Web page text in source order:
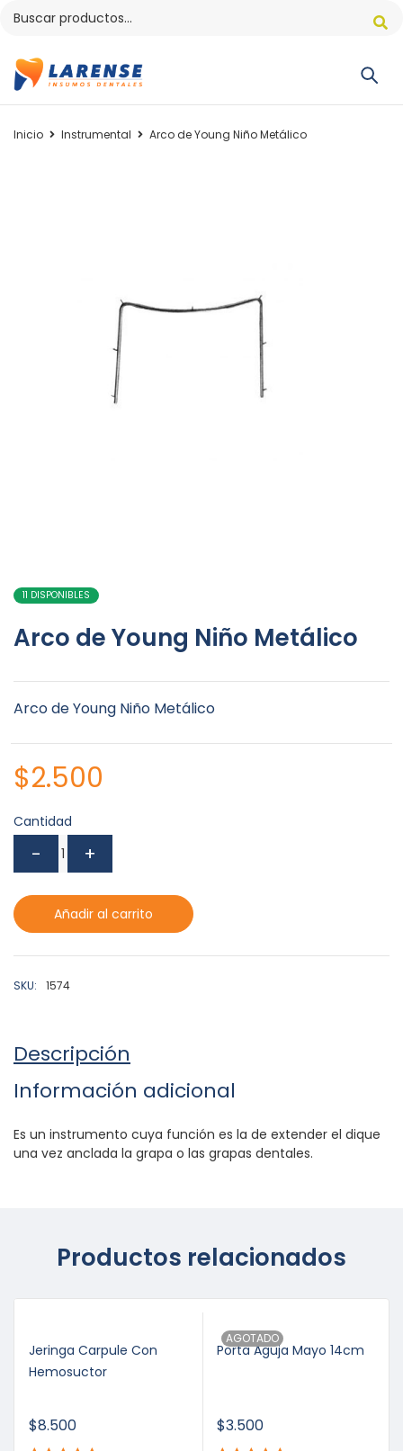
Inicio Instrumental Arco de Young Niño Metálico
11 DISPONIBLES
Arco de Young Niño Metálico
Arco de Young Niño Metálico
$2.500
Cantidad
Añadir al carrito
SKU: 1574
Descripción
Información adicional
Es un instrumento cuya función es la de extender el dique
una vez anclada la grapa o las grapas dentales.
Productos relacionados
Jeringa Carpule Con
Hemosuctor
$8.500
AGOTADO
Porta Aguja Mayo 14cm
$3.500